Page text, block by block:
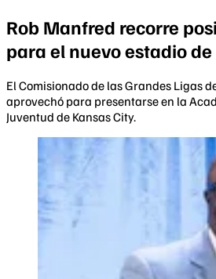
Rob Manfred recorre
para el nuevo estadio de
El Comisionado de las Grandes Ligas
aprovechó para presentarse en la
Juventud de Kansas City.